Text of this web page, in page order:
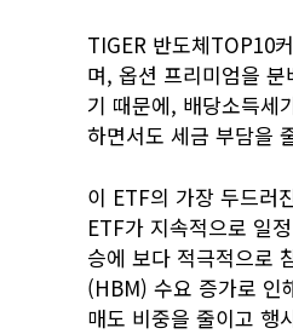
TIGER 반도체TOP10
며, 옵션 프리미엄을
기 때문에, 배당소득세
하면서도 세금 부담을
이 ETF의 가장 두드러
ETF가 지속적으로 일
승에 보다 적극적으로
(HBM) 수요 증가로 인
매도 비중을 줄이고 행